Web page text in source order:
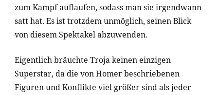
zum Kampf auflaufen, sodass man sie irgendwann
satt hat. Es ist trotzdem unmöglich, seinen Blick
von diesem Spektakel abzuwenden.
Eigentlich bräuchte Troja keinen einzigen
Superstar, da die von Homer beschriebenen
Figuren und Konflikte viel größer sind als jeder